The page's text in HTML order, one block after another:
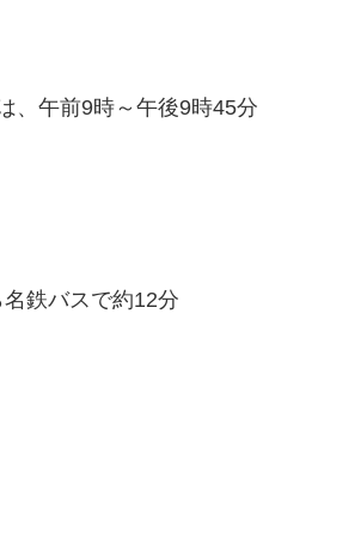
、午前9時～午後9時45分
鉄バスで約12分